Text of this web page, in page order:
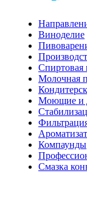
Виноделие
Молочная
Моющие и
Компаунды
Смазка